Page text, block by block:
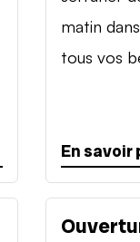
matin
tous vos
En savoir